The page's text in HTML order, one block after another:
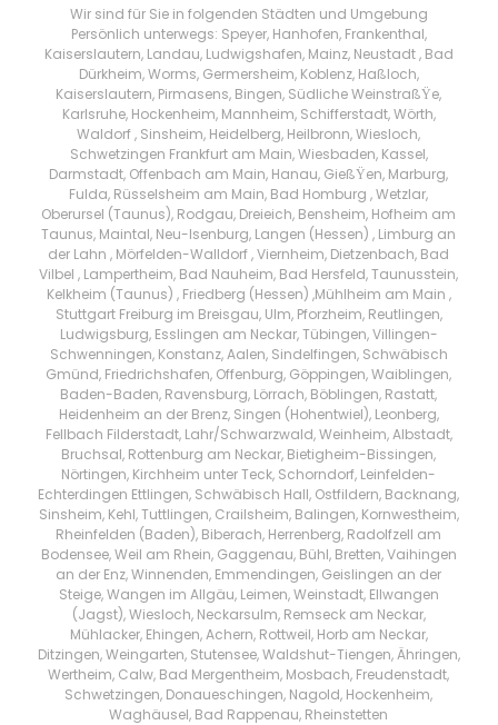
Wir sind für Sie in folgenden Städten und Umgebung
Persönlich unterwegs: Speyer, Hanhofen, Frankenthal,
Kaiserslautern, Landau, Ludwigshafen, Mainz, Neustadt , Bad
Dürkheim, Worms, Germersheim, Koblenz, Haßloch,
Kaiserslautern, Pirmasens, Bingen, Südliche WeinstraßŸe,
Karlsruhe, Hockenheim, Mannheim, Schifferstadt, Wörth,
Waldorf , Sinsheim, Heidelberg, Heilbronn, Wiesloch,
Schwetzingen Frankfurt am Main, Wiesbaden, Kassel,
Darmstadt, Offenbach am Main, Hanau, GießŸen, Marburg,
Fulda, Rüsselsheim am Main, Bad Homburg , Wetzlar,
Oberursel (Taunus), Rodgau, Dreieich, Bensheim, Hofheim am
Taunus, Maintal, Neu-Isenburg, Langen (Hessen) , Limburg an
der Lahn , Mörfelden-Walldorf , Viernheim, Dietzenbach, Bad
Vilbel , Lampertheim, Bad Nauheim, Bad Hersfeld, Taunusstein,
Kelkheim (Taunus) , Friedberg (Hessen) ,Mühlheim am Main ,
Stuttgart Freiburg im Breisgau, Ulm, Pforzheim, Reutlingen,
Ludwigsburg, Esslingen am Neckar, Tübingen, Villingen-
Schwenningen, Konstanz, Aalen, Sindelfingen, Schwäbisch
Gmünd, Friedrichshafen, Offenburg, Göppingen, Waiblingen,
Baden-Baden, Ravensburg, Lörrach, Böblingen, Rastatt,
Heidenheim an der Brenz, Singen (Hohentwiel), Leonberg,
Fellbach Filderstadt, Lahr/Schwarzwald, Weinheim, Albstadt,
Bruchsal, Rottenburg am Neckar, Bietigheim-Bissingen,
Nörtingen, Kirchheim unter Teck, Schorndorf, Leinfelden-
Echterdingen Ettlingen, Schwäbisch Hall, Ostfildern, Backnang,
Sinsheim, Kehl, Tuttlingen, Crailsheim, Balingen, Kornwestheim,
Rheinfelden (Baden), Biberach, Herrenberg, Radolfzell am
Bodensee, Weil am Rhein, Gaggenau, Bühl, Bretten, Vaihingen
an der Enz, Winnenden, Emmendingen, Geislingen an der
Steige, Wangen im Allgäu, Leimen, Weinstadt, Ellwangen
(Jagst), Wiesloch, Neckarsulm, Remseck am Neckar,
Mühlacker, Ehingen, Achern, Rottweil, Horb am Neckar,
Ditzingen, Weingarten, Stutensee, Waldshut-Tiengen, Ähringen,
Wertheim, Calw, Bad Mergentheim, Mosbach, Freudenstadt,
Schwetzingen, Donaueschingen, Nagold, Hockenheim,
Waghäusel, Bad Rappenau, Rheinstetten